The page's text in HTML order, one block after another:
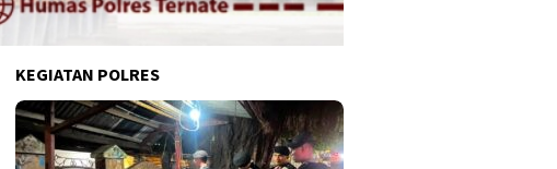
KEGIATAN POLRES